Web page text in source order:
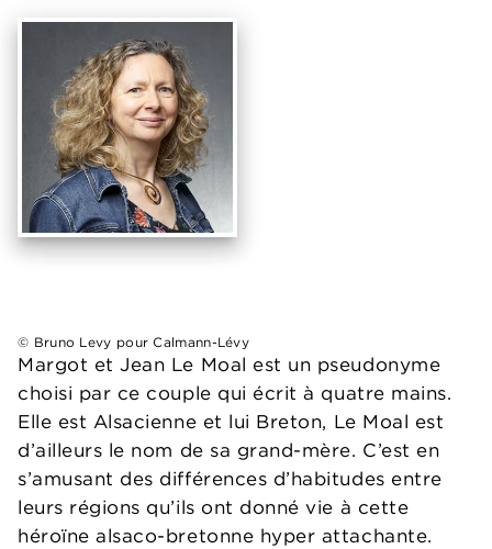
Margot et Jean Le Moal est un pseudonyme
choisi par ce couple qui écrit à quatre mains.
Elle est Alsacienne et lui Breton, Le Moal est
d’ailleurs le nom de sa grand-mère. C’est en
s’amusant des différences d’habitudes entre
leurs régions qu’ils ont donné vie à cette
héroïne alsaco-bretonne hyper attachante.
© Bruno Levy pour Calmann-Lévy